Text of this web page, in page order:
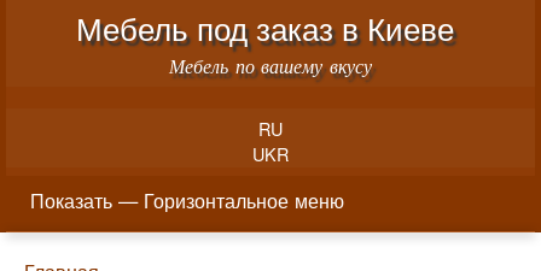
Перейти к основному
Меню учётной записи пользователя
Мебель под заказ в Киеве
Мебель по вашему вкусу
RU
UKR
Горизонтальное меню
Показать — Горизонтальное меню